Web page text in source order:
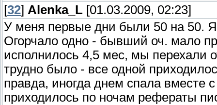
[32] Alenka_L [01.03.2009, 02:23]
У меня первые дни были 50 на 50.
Огорчало одно - бывший оч. мало
исполнилось 4,5 мес, мы перехали
трудно было - все одной
правда, иногда днем спала вместе
приходилось по ночам рефераты